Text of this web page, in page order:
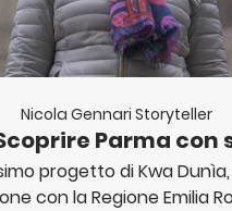
Nicola Gennari Storyteller
Parma
progetto di Kwa
con la Regione Emilia